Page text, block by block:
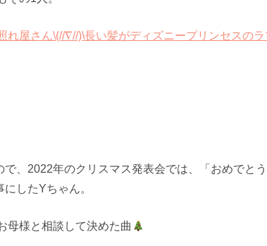
れ屋さん\(//∇//)\長い髪がディズニープリンセスのラ
、2022年のクリスマス発表会では、「おめでと
したYちゃん。
母様と相談して決めた曲